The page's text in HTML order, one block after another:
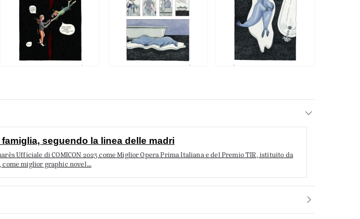
seguendo la linea delle madri
Ufficiale di COMICON 2023 come Miglior Opera Prima Italiana e del Premio TIR, istituito da
come miglior graphic novel…